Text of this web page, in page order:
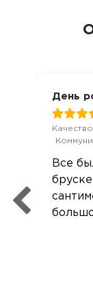
День
Все